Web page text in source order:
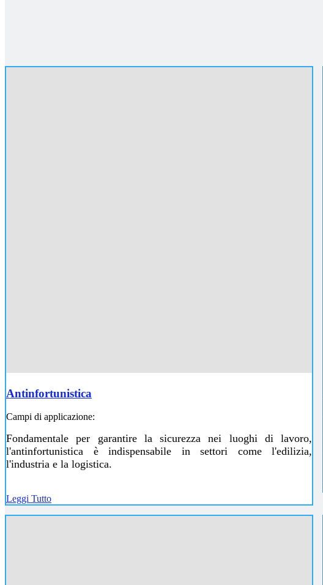
Antinfortunistica
Campi di applicazione:
Fondamentale per garantire la sicurezza nei luoghi di lavoro,
l'antinfortunistica è indispensabile in settori come l'edilizia,
l'industria e la logistica.
Leggi Tutto